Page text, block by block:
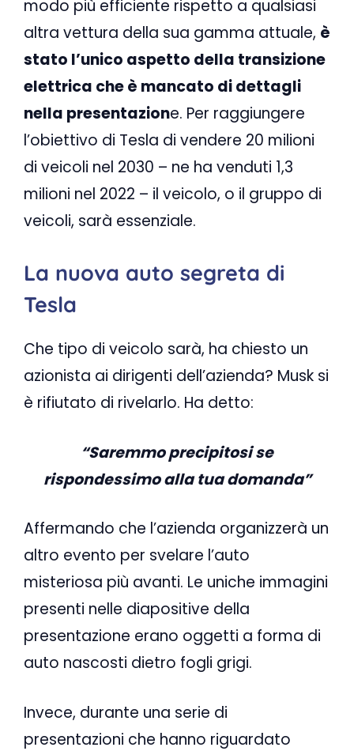
modo più efficiente rispetto a qualsiasi
altra vettura della sua gamma attuale, è
stato l’unico aspetto della transizione
elettrica che è mancato di dettagli
nella presentazione. Per raggiungere
l’obiettivo di Tesla di vendere 20 milioni
di veicoli nel 2030 – ne ha venduti 1,3
milioni nel 2022 – il veicolo, o il gruppo di
veicoli, sarà essenziale.
La nuova auto segreta di
Tesla
Che tipo di veicolo sarà, ha chiesto un
azionista ai dirigenti dell’azienda? Musk si
è rifiutato di rivelarlo. Ha detto:
“Saremmo precipitosi se
rispondessimo alla tua domanda”
Affermando che l’azienda organizzerà un
altro evento per svelare l’auto
misteriosa più avanti. Le uniche immagini
presenti nelle diapositive della
presentazione erano oggetti a forma di
auto nascosti dietro fogli grigi.
Invece, durante una serie di
presentazioni che hanno riguardato